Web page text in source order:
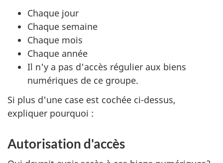
Chaque jour
Chaque semaine
Chaque mois
Chaque année
Il n'y a pas d'accès régulier aux biens
numériques de ce groupe.
Si plus d'une case est cochée ci-dessus,
expliquer pourquoi :
Autorisation d'accès